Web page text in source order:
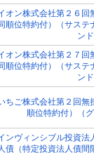
オン株式会社第２６回
順位特約付）（サステ
ンド
オン株式会社第２７回
順位特約付）（サステ
ンド
ちご株式会社第２回無
順位特約付）（
ンヴィンシブル投資法
債（特定投資法人債間